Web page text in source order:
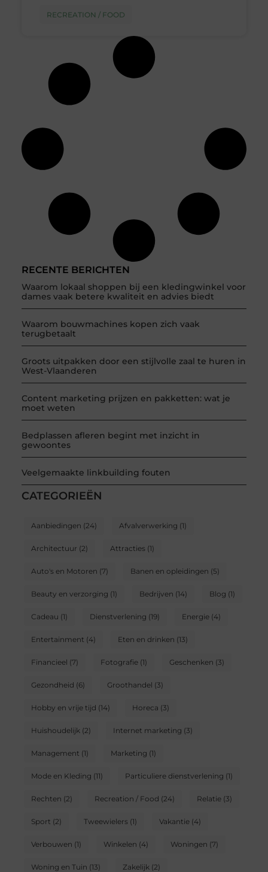
RECENTE BERICHTEN
Waarom lokaal shoppen bij een kledingwinkel voor
dames vaak betere kwaliteit en advies biedt
Waarom bouwmachines kopen zich vaak
terugbetaalt
Groots uitpakken door een stijlvolle zaal te huren in
West-Vlaanderen
Content marketing prijzen en pakketten: wat je
moet weten
Bedplassen afleren begint met inzicht in
gewoontes
Veelgemaakte linkbuilding fouten
CATEGORIEËN
Aanbiedingen (24) Afvalverwerking (1)
Architectuur (2) Attracties(1)
Auto's en Motoren (7) Banen en opleidingen (5)
Beauty en verzorging (1) Bedrijven (14) Blog (1)
Cadeau (1) Dienstverlening (19) Energie(4)
Entertainment (4) Eten en drinken (13)
Financieel (7) Fotografie(1) Geschenken (3)
Gezondheid (6) Groothandel (3)
Hobby en vrije tijd (14) Horeca (3)
Huishoudelijk (2) Internet marketing (3)
Management (1) Marketing (1)
Mode en Kleding (11) Particuliere dienstverlening (1)
Rechten (2) Recreation / Food (24) Relatie(3)
Sport (2) Tweewielers(1) Vakantie(4)
Verbouwen (1) Winkelen (4) Woningen (7)
Woning en Tuin (13) Zakelijk (2)
RECREATION / FOOD